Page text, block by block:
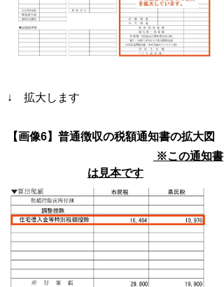
↓ 拡大します
【画像6】普通徴収の税額通知書の拡大図
※この通知書
は見本です